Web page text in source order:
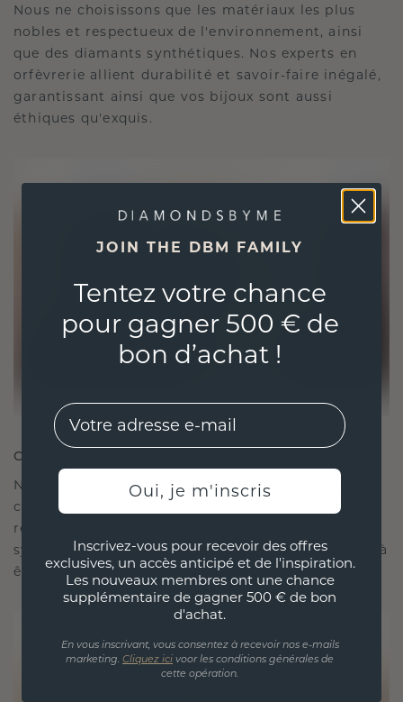
Nous ne choisissons que les matériaux les plus
nobles et respectueux de l'environnement, ainsi
que des diamants synthétiques. Nos experts en
orfèvrerie allient durabilité et savoir-faire inégalé,
garantissant ainsi que vos bijoux sont aussi
éthiques qu'exquis.
CRÉÉ POUR LA CONNEXION
Notre philosophie en matière de design est de
créer des liens, chaque pièce étant conçue pour
résister à l'épreuve du temps. Elle devient votre
symbole d'amour et de moments chéris, destinée à
être portée et chérie pour toujours.
JOIN THE DBM FAMILY
Tentez votre chance
pour gagner 500 € de
bon d’achat !
EMail
Oui, je m'inscris
Inscrivez-vous pour recevoir des offres
exclusives, un accès anticipé et de l'inspiration.
Les nouveaux membres ont une chance
supplémentaire de gagner 500 € de bon
d'achat.
En vous inscrivant, vous consentez à recevoir nos e-mails
marketing. Cliquez ici voor les conditions générales de
cette opération.